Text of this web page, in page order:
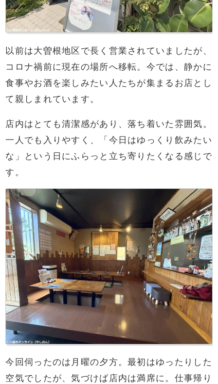
以前は大曽根地区で長く営業されていましたが、
コロナ禍前に現在の場所へ移転。今では、静かに
食事やお酒を楽しみたい人たちが集まるお店とし
て親しまれています。
店内はとても清潔感があり、落ち着いた雰囲気。
一人でも入りやすく、「今日はゆっくり飲みたい
な」という日にふらっと立ち寄りたくなる感じで
す。
今回伺ったのは月曜の夕方。最初はゆったりした
空気でしたが、気づけば店内は満席に。仕事帰り